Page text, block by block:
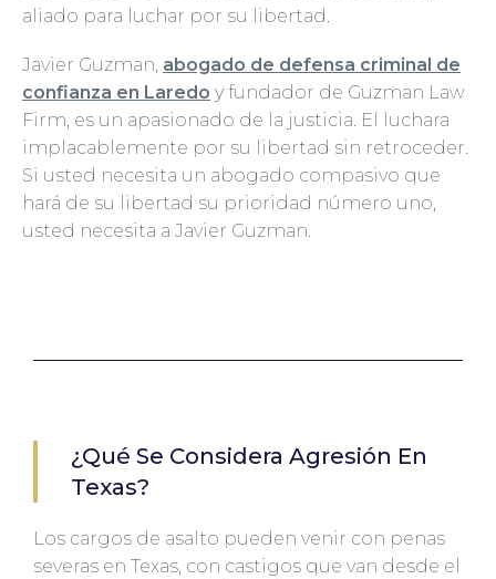
aliado para luchar por su libertad.
Javier Guzman, abogado de defensa criminal de
confianza en Laredo y fundador de Guzman Law
Firm, es un apasionado de la justicia. El luchara
implacablemente por su libertad sin retroceder.
Si usted necesita un abogado compasivo que
hará de su libertad su prioridad número uno,
usted necesita a Javier Guzman.
¿Qué Se Considera Agresión En
Texas?
Los cargos de asalto pueden venir con penas
severas en Texas, con castigos que van desde el